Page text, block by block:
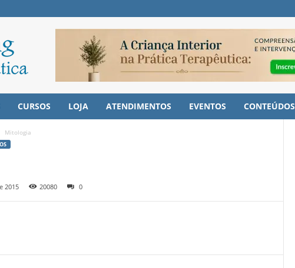
CURSOS LOJA ATENDIMENTOS EVENTOS CONTEÚDOS
Mitologia
2015 20080 0